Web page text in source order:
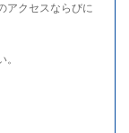
アクセスならびに